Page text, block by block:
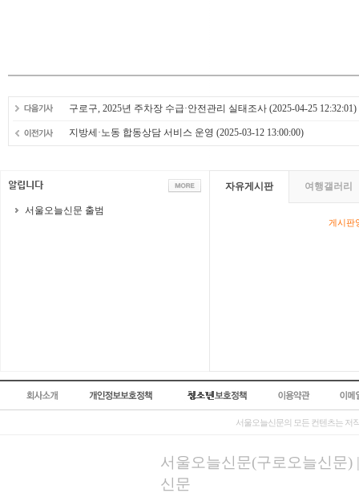
구로구, 2025년 주차장 수급·안전관리 실태조사 (2025-04-25 12:32:01)
지방세·노동 합동상담 서비스 운영 (2025-03-12 13:00:00)
서울오늘신문 출범
자유게시판 여행갤러리
게시판
서울오늘신문의 모든 컨텐츠는 저
서울오늘신문(구로오늘신문)
신문